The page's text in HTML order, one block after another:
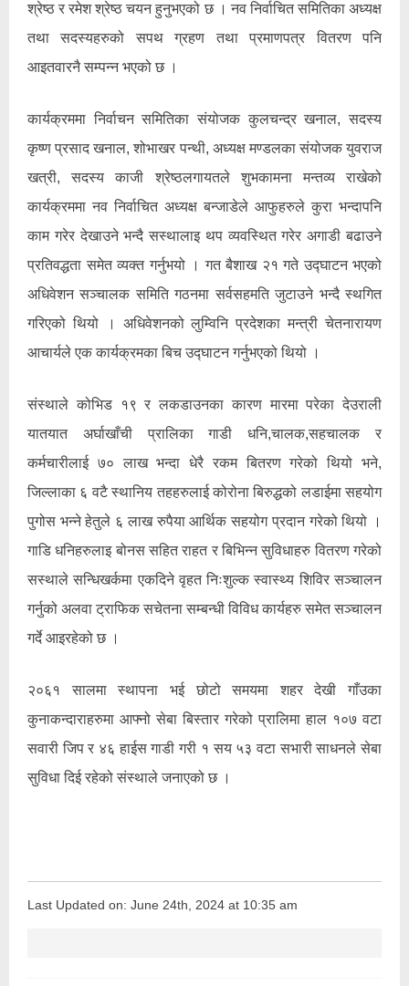
श्रेष्ठ र रमेश श्रेष्ठ चयन हुनुभएको छ । नव निर्वाचित समितिका अध्यक्ष
तथा सदस्यहरुको सपथ ग्रहण तथा प्रमाणपत्र वितरण पनि
आइतवारनै सम्पन्न भएको छ ।
कार्यक्रममा निर्वाचन समितिका संयोजक कुलचन्द्र खनाल, सदस्य
कृष्ण प्रसाद खनाल, शोभाखर पन्थी, अध्यक्ष मण्डलका संयोजक युवराज
खत्री, सदस्य काजी श्रेष्ठलगायतले शुभकामना मन्तव्य राखेको
कार्यक्रममा नव निर्वाचित अध्यक्ष बन्जाडेले आफुहरुले कुरा भन्दापनि
काम गरेर देखाउने भन्दै सस्थालाइ थप व्यवस्थित गरेर अगाडी बढाउने
प्रतिवद्धता समेत व्यक्त गर्नुभयो । गत बैशाख २१ गते उद्घाटन भएको
अधिवेशन सञ्चालक समिति गठनमा सर्वसहमति जुटाउने भन्दै स्थगित
गरिएको थियो । अधिवेशनको लुम्विनि प्रदेशका मन्त्री चेतनारायण
आचार्यले एक कार्यक्रमका बिच उद्घाटन गर्नुभएको थियो ।
संस्थाले कोभिड १९ र लकडाउनका कारण मारमा परेका देउराली
यातयात अर्घाखाँची प्रालिका गाडी धनि,चालक,सहचालक र
कर्मचारीलाई ७० लाख भन्दा धेरै रकम बितरण गरेको थियो भने,
जिल्लाका ६ वटै स्थानिय तहहरुलाई कोरोना बिरुद्धको लडाईमा सहयोग
पुगोस भन्ने हेतुले ६ लाख रुपैया आर्थिक सहयोग प्रदान गरेको थियो ।
गाडि धनिहरुलाइ बोनस सहित राहत र बिभिन्न सुविधाहरु वितरण गरेको
सस्थाले सन्धिखर्कमा एकदिने वृहत निःशुल्क स्वास्थ्य शिविर सञ्चालन
गर्नुको अलवा ट्राफिक सचेतना सम्बन्धी विविध कार्यहरु समेत सञ्चालन
गर्दे आइरहेको छ ।
२०६१ सालमा स्थापना भई छोटो समयमा शहर देखी गाँउका
कुनाकन्दाराहरुमा आफ्नो सेबा बिस्तार गरेको प्रालिमा हाल १०७ वटा
सवारी जिप र ४६ हाईस गाडी गरी १ सय ५३ वटा सभारी साधनले सेबा
सुविधा दिई रहेको संस्थाले जनाएको छ ।
Last Updated on: June 24th, 2024 at 10:35 am